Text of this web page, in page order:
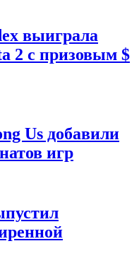
выиграла
2 с призовым $
Us добавили
игр